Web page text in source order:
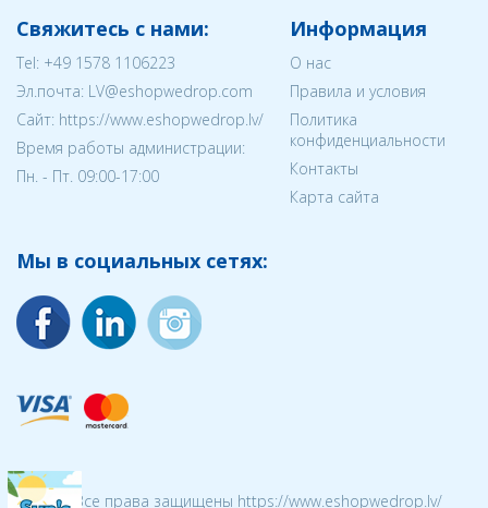
Свяжитесь с нами:
Tel: +49 1578 1106223
Эл.почта: LV@eshopwedrop.com
Cайт: https://www.eshopwedrop.lv/
Время работы администрации:
Пн. - Пт. 09:00-17:00
Информация
О нас
Правила и условия
Политика
конфиденциальности
Контакты
Карта сайта
Мы в социальных сетях:
© 2026 Все права защищены https://www.eshopwedrop.lv/